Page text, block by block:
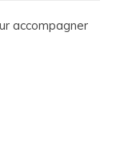
accompagner